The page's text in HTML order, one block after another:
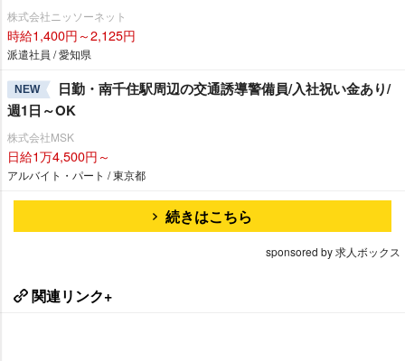
株式会社ニッソーネット
時給1,400円～2,125円
派遣社員 / 愛知県
NEW
日勤・南千住駅周辺の交通誘導警備員/入社祝い金あり/
週1日～OK
株式会社MSK
日給1万4,500円～
アルバイト・パート / 東京都
続きはこちら
sponsored by 求人ボックス
関連リンク+